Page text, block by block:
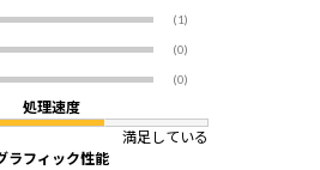
(1)
(0)
(0)
処理速度
満足している
ラフィック性能